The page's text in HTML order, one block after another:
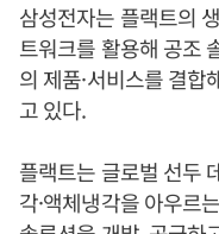
삼성전자는 플랙트의
트워크를 활용해 공조
의 제품·서비스를 결
고 있다.
플랙트는 글로벌 선두
각·액체냉각을 아우르